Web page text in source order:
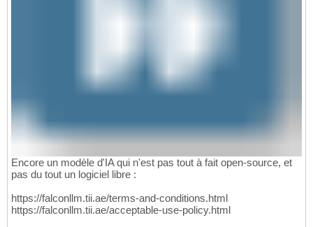
Encore un modèle d'IA qui n'est pas tout à fait open-source, et
pas du tout un logiciel libre :
https://falconllm.tii.ae/terms-and-conditions.html
https://falconllm.tii.ae/acceptable-use-policy.html